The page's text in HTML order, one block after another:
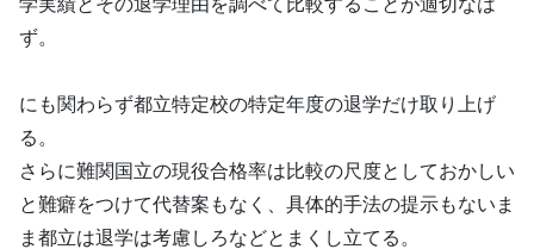
ず。
にも関わらず都立特定校の特定年度の退学だけ取り上げ
る。
さらに難関国立の現役合格率は比較の尺度としておかしい
と難癖をつけて代替案もなく、具体的手法の提示もないま
ま都立は退学は考慮しろなどとまくし立てる。